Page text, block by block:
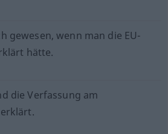
gewesen, wenn man die EU-
hätte.
die Verfassung am